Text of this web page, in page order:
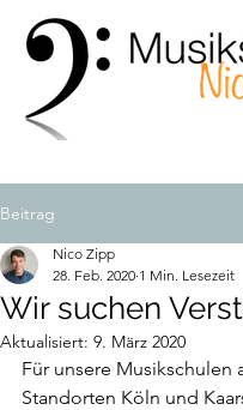
Beitrag
Wir suchen
Nico Zipp
28. Feb. 2020 1 Min. Lesezeit
Aktualisiert: 9. März 2020
Für unsere Musikschulen
Standorten Köln und